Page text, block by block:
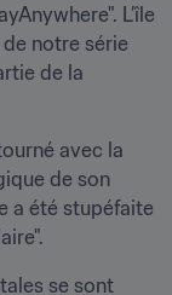
L’île
notre série
de la
avec la
de son
a été stupéfaite
se sont